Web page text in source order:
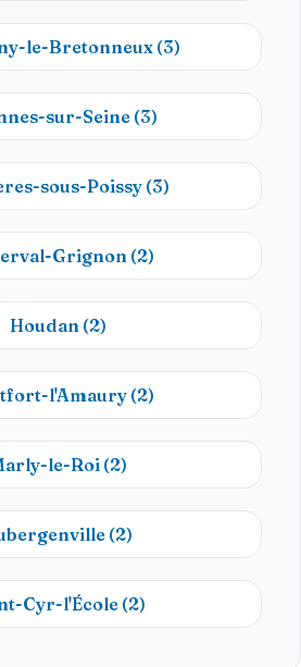
le-Bretonneux (3)
sur-Seine (3)
sous-Poissy (3)
Grignon (2)
Houdan (2)
l'Amaury (2)
le-Roi (2)
(2)
Cyr-l'École(2)